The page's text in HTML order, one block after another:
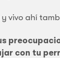
vivo ahí
con tu